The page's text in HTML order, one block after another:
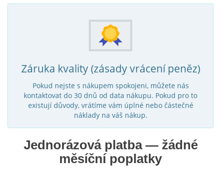
Záruka kvality (zásady vrácení peněz)
Pokud nejste s nákupem spokojeni, můžete nás
kontaktovat do 30 dnů od data nákupu. Pokud pro to
existují důvody, vrátíme vám úplné nebo částečné
náklady na váš nákup.
Jednorázová platba — žádné
měsíční poplatky